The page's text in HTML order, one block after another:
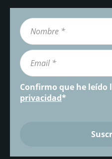
Confirmo que he leído
privacidad*